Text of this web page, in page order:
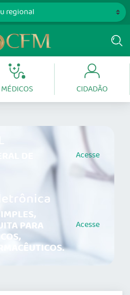
MÉDICOS CIDADÃO
DE Acesse
PARA Acesse